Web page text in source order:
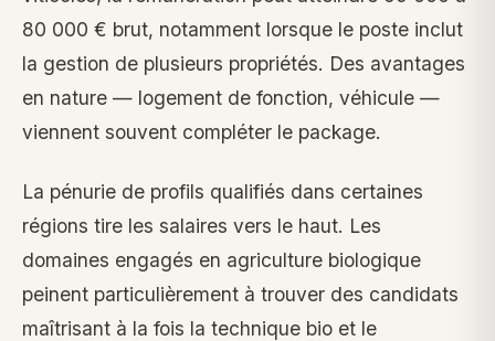
80 000 € brut, notamment lorsque le poste inclut
la gestion de plusieurs propriétés. Des avantages
en nature — logement de fonction, véhicule —
viennent souvent compléter le package.
La pénurie de profils qualifiés dans certaines
régions tire les salaires vers le haut. Les
domaines engagés en agriculture biologique
peinent particulièrement à trouver des candidats
maîtrisant à la fois la technique bio et le